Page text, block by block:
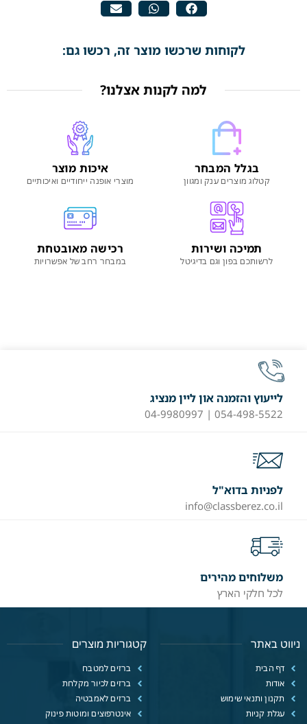
לקוחות שרכשו מוצר זה, רכשו גם:
למה לקנות אצלנו?
בגלל המבחר
קטלוג מוצרים ענק ומגוון
איכות מוצר
מוצרי אופנה ייחודיים ואיכותיים
תמיכה ושירות
לרשותכם בפון וגם בדיגיטל
רכישה מאובטחת
במבחר רחב של אפשרויות
לייעוץ והזמנה און ליין מנציג
054-498-5522 | 04-9980997
לפניות בדוא"ל
info@classberez.co.il
משלוחים מהירים
לכל חלקי הארץ
ניווט באתר
דף הבית
אודות
תקנון ותנאי שימוש
עגלת קניות
קטגוריות מוצרים
ברזים למטבח
ברזים לכיור מקלחת
ברזים לאמבטיה
אינטרפוצים ומוטות פינוק